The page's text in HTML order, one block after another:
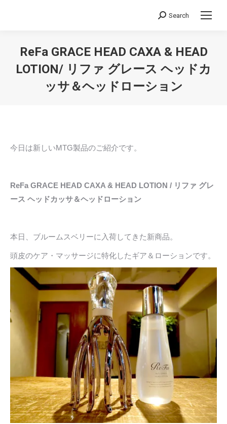
Search:
Search
ReFa GRACE HEAD CAXA & HEAD
LOTION/ リファ グレース ヘッドカ
ッサ＆ヘッドローション
今日は新しいMTG製品のご紹介です。
ReFa GRACE HEAD CAXA & HEAD LOTION / リファ グレ
ース ヘッドカッサ＆ヘッドローション
本日、ブルームスベリーに入荷してきた新商品。
頭皮のケア・マッサージに特化したギア＆ローションです。